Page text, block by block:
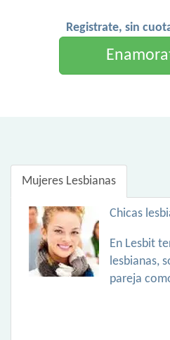
Registrate, sin
Mujeres Lesbianas
Chicas
En Lesbit
lesbianas,
pareja